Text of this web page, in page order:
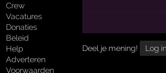
Crew
Vacatures
Donaties
Beleid
Help
Adverteren
Voorwaarden
Deel je mening! Log in